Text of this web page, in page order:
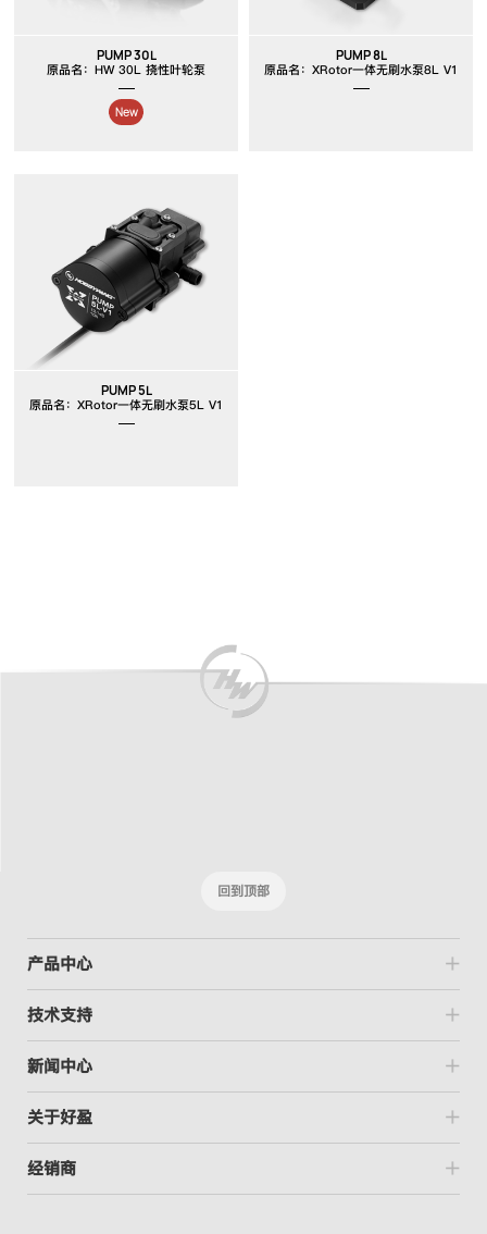
PUMP 30L
原品名：HW 30L 挠性叶轮泵
New
PUMP 8L
原品名：XRotor一体无刷水泵8L V1
PUMP 5L
原品名：XRotor一体无刷水泵5L V1
回到顶部
产品中心
技术支持
新闻中心
关于好盈
经销商